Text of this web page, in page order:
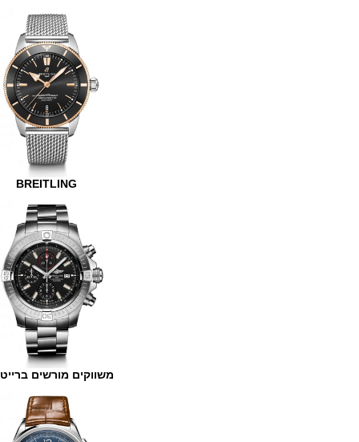
BREITLING
משווקים מורשים ברייטלינג